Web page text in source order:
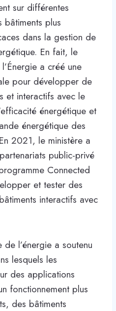
sur différentes
bâtiments plus
dans la gestion de
En fait, le
a créé une
pour développer de
et interactifs avec le
énergétique et
énergétique des
2021, le ministère a
public-privé
Connected
et tester des
interactifs avec
de l’énergie a soutenu
lesquels les
des applications
fonctionnement plus
des bâtiments